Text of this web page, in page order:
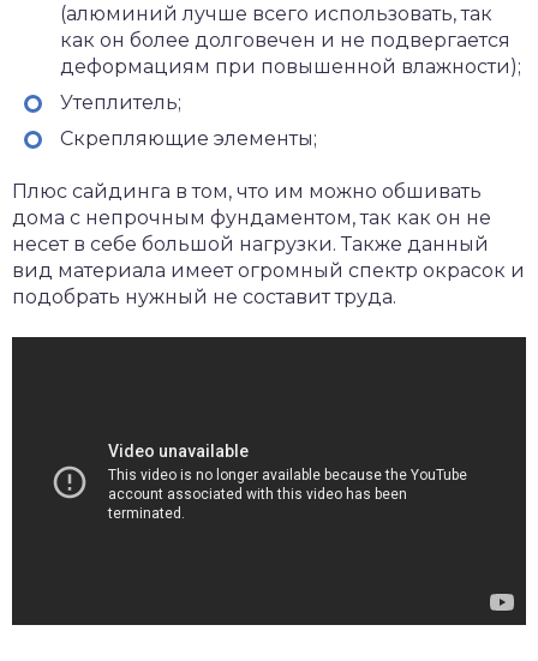
(алюминий лучше всего использовать, так
как он более долговечен и не подвергается
деформациям при повышенной влажности);
Утеплитель;
Скрепляющие элементы;
Плюс сайдинга в том, что им можно обшивать
дома с непрочным фундаментом, так как он не
несет в себе большой нагрузки. Также данный
вид материала имеет огромный спектр окрасок и
подобрать нужный не составит труда.